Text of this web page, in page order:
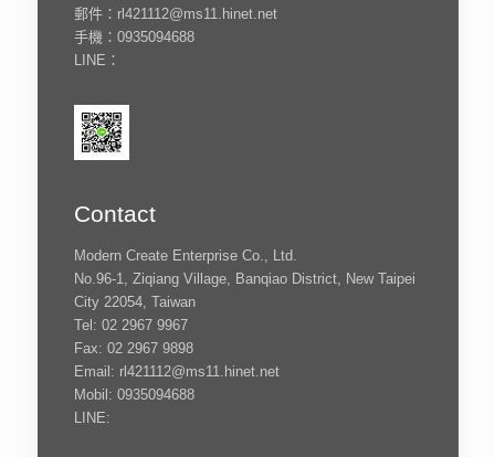
郵件：rl421112@ms11.hinet.net
手機：0935094688
LINE：
Contact
Modern Create Enterprise Co., Ltd.
No.96-1, Ziqiang Village, Banqiao District, New Taipei
City 22054, Taiwan
Tel: 02 2967 9967
Fax: 02 2967 9898
Email: rl421112@ms11.hinet.net
Mobil: 0935094688
LINE: